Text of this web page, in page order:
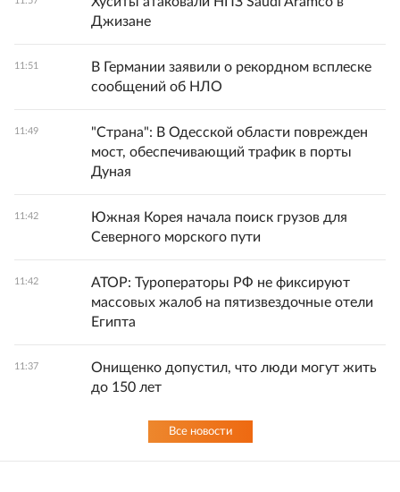
Джизане
11:51
В Германии заявили о рекордном всплеске
сообщений об НЛО
11:49
"Страна": В Одесской области поврежден
мост, обеспечивающий трафик в порты
Дуная
11:42
Южная Корея начала поиск грузов для
Северного морского пути
11:42
АТОР: Туроператоры РФ не фиксируют
массовых жалоб на пятизвездочные отели
Египта
11:37
Онищенко допустил, что люди могут жить
до 150 лет
Все новости